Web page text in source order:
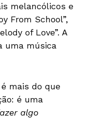
melancólicos e
From School”,
of Love”. A
uma música
mais do que
é uma
algo